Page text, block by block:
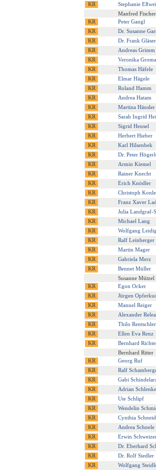
Stephanie
Manfred Fischer
Peter Gangl
Dr. Susanne
Dr. Frank Gläser
Andreas Grimm
Veronika
Thomas Häfele
Elmar Hägele
Roland Hamm
Andrea Hatam
Martina Häusler
Sarah Ingrid
Sigrid Heusel
Herbert Hieber
Karl Hilsenbek
Dr. Peter
Armin Kiemel
Rainer Knecht
Erich Knödler
Christoph Konle
Franz Xaver
Julia Landgraf-
Michael Lang
Wolfgang Leidig
Ralf Leinberger
Martin Mager
Gabriela Merz
Bennet Müller
Susanne Mützel
Egon Ocker
Jürgen
Manuel Reiger
Alexander
Thilo Rentschler
Ellen Eva Renz
Bernhard
Bernhard Ritter
Georg Ruf
Ralf
Gabi
Adrian
Ute Schlipf
Wendelin
Cynthia
Andrea Schnele
Erwin
Dr. Eberhard
Dr. Rolf Siedler
Wolfgang